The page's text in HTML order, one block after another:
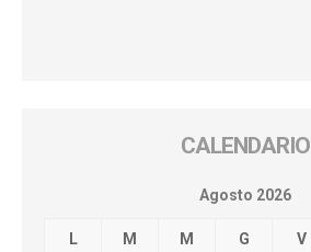
CALENDARIO
Agosto 2026
L M M G V